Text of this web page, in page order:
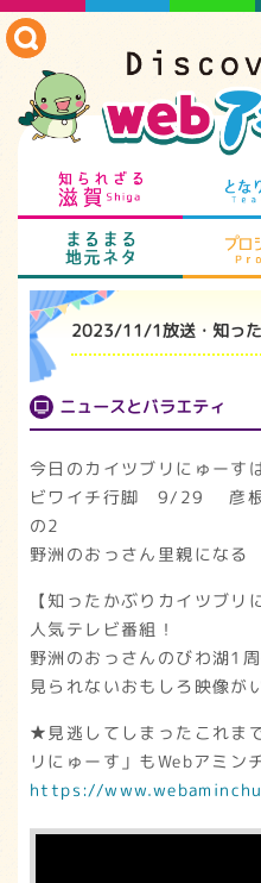
知られざ
まるまる
2023/11/1放送・知っ
ニュースとバラエティ
今日のカイツブリにゅーす
ビワイチ行脚 9/29 彦根
の2
野洲のおっさん里親になる
【知ったかぶりカイツブ
人気テレビ番組！
野洲のおっさんのびわ湖1
見られないおもしろ映像が
★見逃してしまったこれま
リにゅーす」もWebアミン
https://